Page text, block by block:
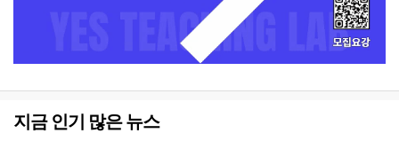
지금 인기 많은 뉴스